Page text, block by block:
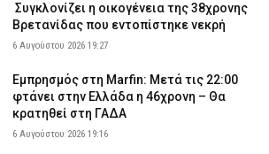
Συγκλονίζει η οικογένεια της 38χρονης
Βρετανίδας που εντοπίστηκε νεκρή
6 Αυγούστου 2026 19:27
Εμπρησμός στη Marfin: Μετά τις 22:00
φτάνει στην Ελλάδα η 46χρονη – Θα
κρατηθεί στη ΓΑΔΑ
6 Αυγούστου 2026 19:16